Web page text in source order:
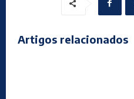
Artigos relacionados